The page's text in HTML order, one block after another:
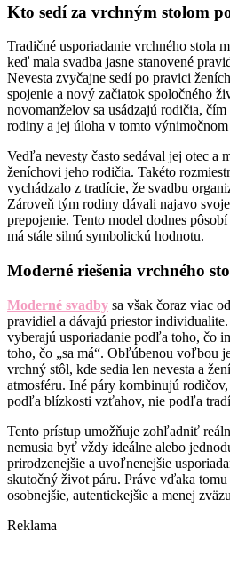
Kto sedí za vrchným stolom
Tradičné usporiadanie vrchného stola
keď mala svadba jasne stanovené
Nevesta zvyčajne sedí po pravici
spojenie a nový začiatok spoločného
novomanželov sa usádzajú rodičia,
rodiny a jej úloha v tomto
Vedľa nevesty často sedával jej otec a
ženíchovi jeho rodičia. Takéto
vychádzalo z tradície, že svadbu
Zároveň tým rodiny dávali najavo
prepojenie. Tento model dodnes
má stále silnú symbolickú hodnotu.
Moderné riešenia vrchného
Moderné svadby sa však čoraz viac
pravidiel a dávajú priestor
vyberajú usporiadanie podľa toho, čo
toho, čo „sa má“. Obľúbenou voľbou
vrchný stôl, kde sedia len nevesta a
atmosféru. Iné páry kombinujú
podľa blízkosti vzťahov, nie podľa
Tento prístup umožňuje zohľadniť
nemusia byť vždy ideálne alebo
prirodzenejšie a uvoľnenejšie
skutočný život páru. Práve vďaka
osobnejšie, autentickejšie a menej
Reklama